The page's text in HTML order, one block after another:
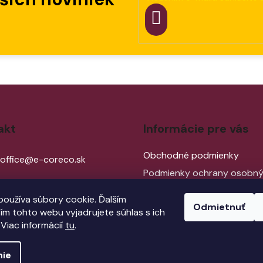
súbory cookie. Ďalším
tohto webu vyjadrujete súhlas s ich
informácií tu.
Odmietnuť
PRIHLÁSIT
SA
office@e-coreco.sk
Informácie pre vás
Obchodné podmienky
Podmienky ochrany